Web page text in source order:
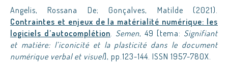
Angelis, Rossana De; Gonçalves, Matilde (2021).
Contraintes et enjeux de la matérialité numérique: les
logiciels d’autocomplétion. Semen, 49 [tema: Signifiant
et matière: l’iconicité et la plasticité dans le document
numérique verbal et visuel], pp.123-144. ISSN 1957-780X.